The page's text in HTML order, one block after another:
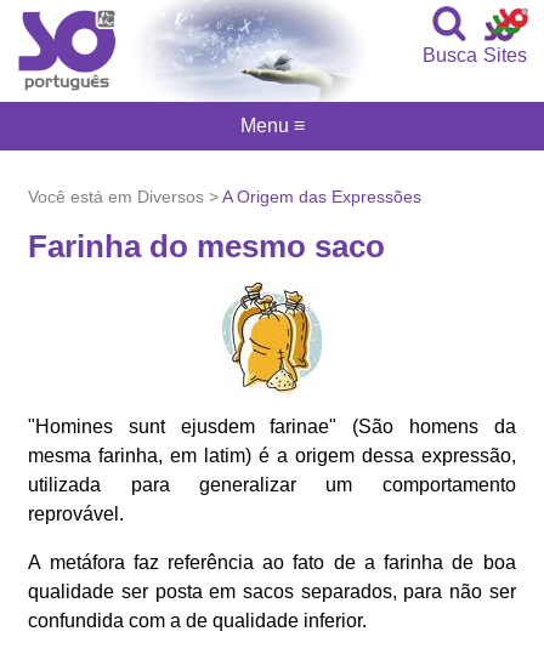
Sites
Busca
Você está em Diversos >A Origem das Expressões
Farinha do mesmo saco
"Homines sunt ejusdem farinae" (São homens da
mesma farinha, em latim) é a origem dessa expressão,
utilizada para generalizar um comportamento
reprovável.
A metáfora faz referência ao fato de a farinha de boa
qualidade ser posta em sacos separados, para não ser
confundida com a de qualidade inferior.